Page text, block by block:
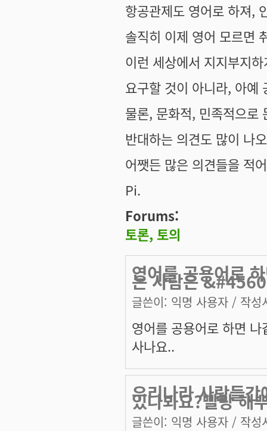
항공관제도 영어로 하져,
솔직히 이제 영어 모르면
이런 세상에서 지지부지
요구할 것이 아니라, 아예
물론, 문화적, 민족적으로
반대하는 의견도 많이 나
어쨋든 많은 의견들을 적
Pi.
Forums:
토론, 토의
영어를 공용어로
는 사람은 &#4560
글쓴이: 익명 사용자 / 작성
영어를 공용어로 하면
사나요..
우리나라 사람들
있나봐요?빨랑 해
글쓴이: 익명 사용자 / 작성